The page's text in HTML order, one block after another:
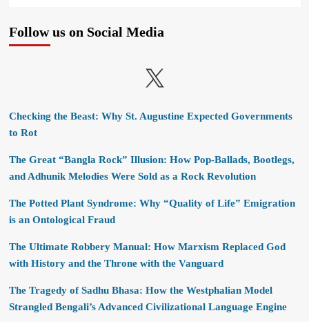
Follow us on Social Media
X
Checking the Beast: Why St. Augustine Expected Governments
to Rot
The Great “Bangla Rock” Illusion: How Pop-Ballads, Bootlegs,
and Adhunik Melodies Were Sold as a Rock Revolution
The Potted Plant Syndrome: Why “Quality of Life” Emigration
is an Ontological Fraud
The Ultimate Robbery Manual: How Marxism Replaced God
with History and the Throne with the Vanguard
The Tragedy of Sadhu Bhasa: How the Westphalian Model
Strangled Bengali’s Advanced Civilizational Language Engine